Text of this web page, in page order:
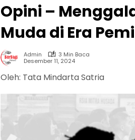
Opini –
Muda di Era
Admin
3 Min Baca
Desember 11, 2024
Oleh: Tata Mindarta Satria